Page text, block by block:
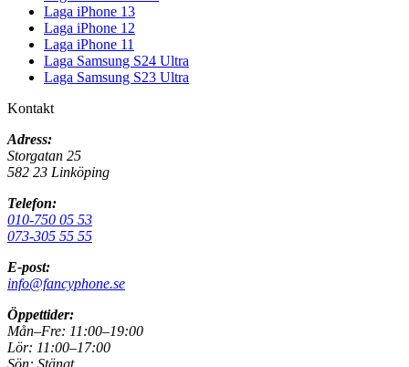
Laga iPhone 13
Laga iPhone 12
Laga iPhone 11
Laga Samsung S24 Ultra
Laga Samsung S23 Ultra
Kontakt
Adress:
Storgatan 25
582 23 Linköping
Telefon:
010-750 05 53
073-305 55 55
E-post:
info@fancyphone.se
Öppettider:
Mån–Fre: 11:00–19:00
Lör: 11:00–17:00